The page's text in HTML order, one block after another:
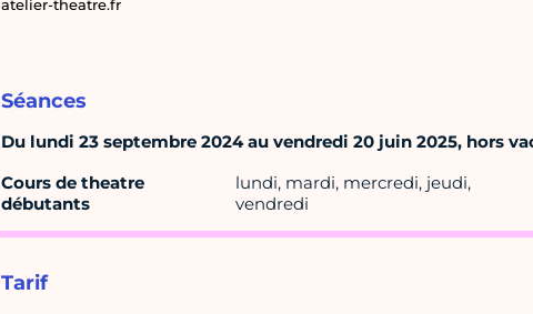
atelier-theatre.fr
Séances
Du lundi 23 septembre 2024 au vendredi 20 juin 2025, hors
Cours de theatre
débutants
lundi, mardi, mercredi, jeudi,
vendredi
Tarif